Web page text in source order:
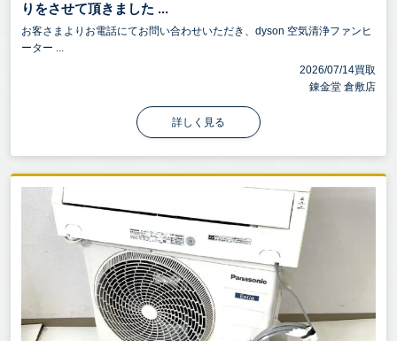
りをさせて頂きました ...
お客さまよりお電話にてお問い合わせいただき、dyson 空気清浄ファンヒ
ーター ...
2026/07/14買取
錬金堂 倉敷店
詳しく見る